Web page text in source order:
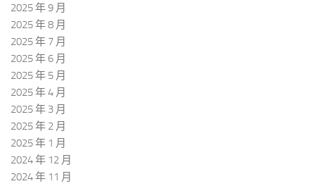
2025 年 9 月
2025 年 8 月
2025 年 7 月
2025 年 6 月
2025 年 5 月
2025 年 4 月
2025 年 3 月
2025 年 2 月
2025 年 1 月
2024 年 12 月
2024 年 11 月